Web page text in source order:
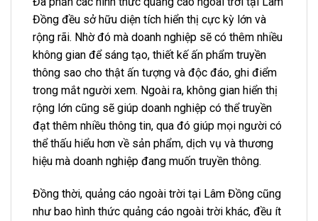
Đồng đều sở hữu diện tích hiển thị cực kỳ lớn và
rộng rãi. Nhờ đó mà doanh nghiệp sẽ có thêm nhiều
không gian để sáng tạo, thiết kế ấn phẩm truyền
thông sao cho thật ấn tượng và độc đáo, ghi điểm
trong mắt người xem. Ngoài ra, không gian hiển thị
rộng lớn cũng sẽ giúp doanh nghiệp có thể truyền
đạt thêm nhiều thông tin, qua đó giúp mọi người có
thể thấu hiểu hơn về sản phẩm, dịch vụ và thương
hiệu mà doanh nghiệp đang muốn truyền thông.
Đồng thời, quảng cáo ngoài trời tại Lâm Đồng cũng
như bao hình thức quảng cáo ngoài trời khác, đều ít